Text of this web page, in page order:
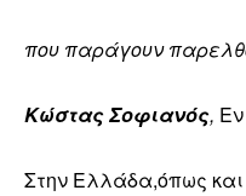
που παράγουν
Κώστας Σοφιανός,
Στην Ελλάδα,όπως και